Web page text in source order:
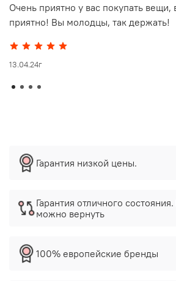
Очень приятно у вас покупать вещи,
приятно! Вы молодцы, так держать!
13.04.24г
Гарантия низкой цены.
Гарантия отличного
можно вернуть
100% европейские бренды